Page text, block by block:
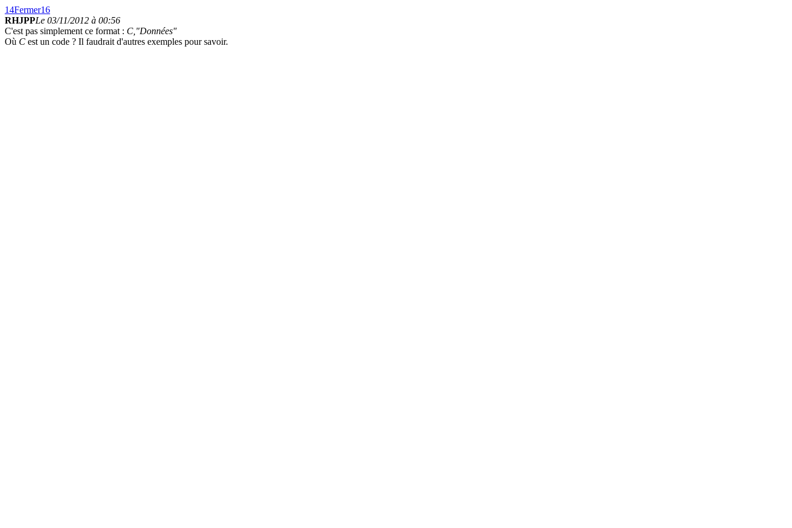
14Fermer16
RHJPPLe 03/11/2012 à 00:56
C'est pas simplement ce format : C,"Données"
Où C est un code ? Il faudrait d'autres exemples pour savoir.